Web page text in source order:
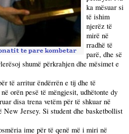
ka mësuar si
të ishim
njerëz të
mirë në
rradhë të
parë, dhe së
shumë përkrahjen dhe mësimet e
të arritur ëndërrën e tij dhe të
orën pesë të mëngjesit, udhëtonte dy
disa trena vetëm për të shkuar në
Jersey. Si student dhe basketbollist
ime për të qenë më i miri në